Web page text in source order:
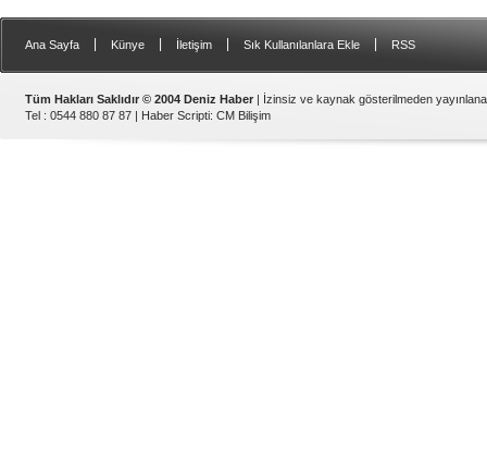
Ana Sayfa Künye İletişim Sık Kullanılanlara Ekle RSS
Tüm Hakları Saklıdır © 2004 Deniz Haber | İzinsiz ve kaynak gösterilmeden
Tel : 0544 880 87 87 | Haber Scripti: CM Bilişim